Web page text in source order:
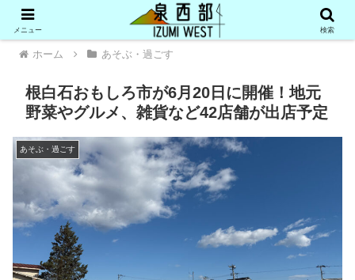
ホーム あそぶ・過ごす
根白石おもしろ市が6月20日に開催！地元
野菜やグルメ、雑貨など42店舗が出店予定
あそぶ・過ごす
メニュー 検索